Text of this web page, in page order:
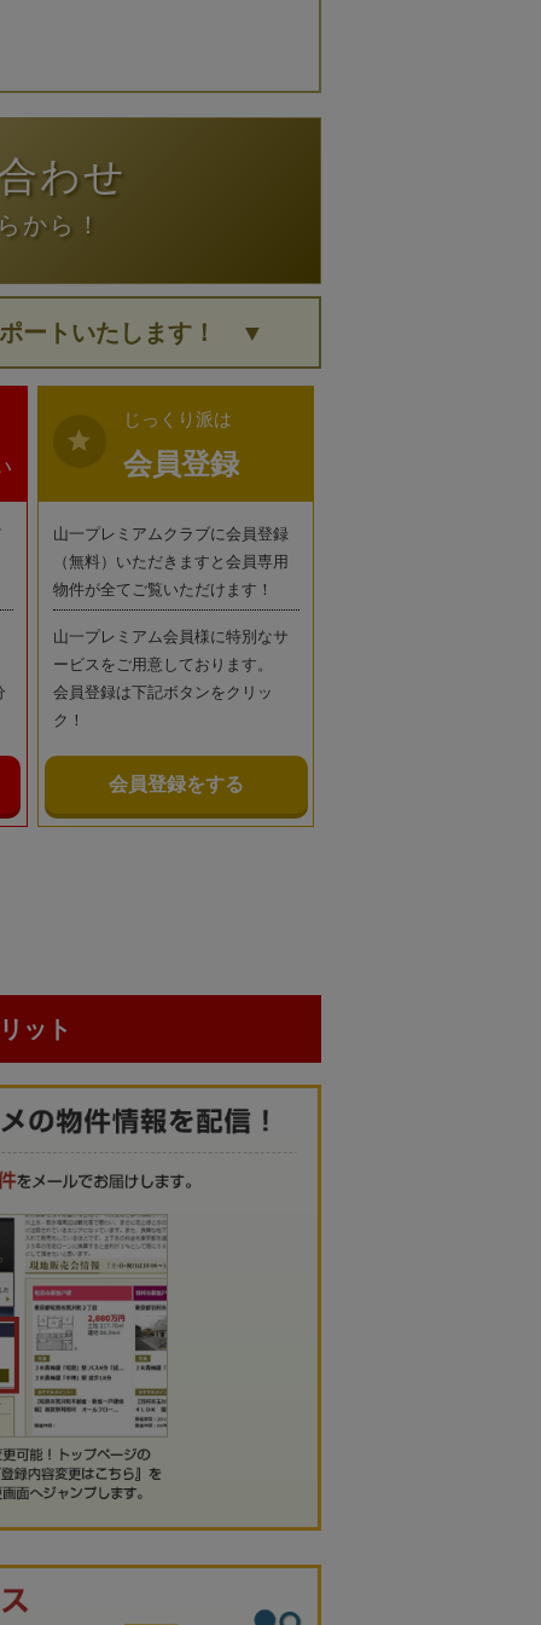
わせ
から！
ートいたします！ ▼
star
じっくり派は
会員登録
山一プレミアムクラブに会員登録
（無料）いただきますと会員専用
物件が全てご覧いただけます！
山一プレミアム会員様に特別なサ
ービスをご用意しております。
会員登録は下記ボタンをクリッ
ク！
会員登録をする
ット